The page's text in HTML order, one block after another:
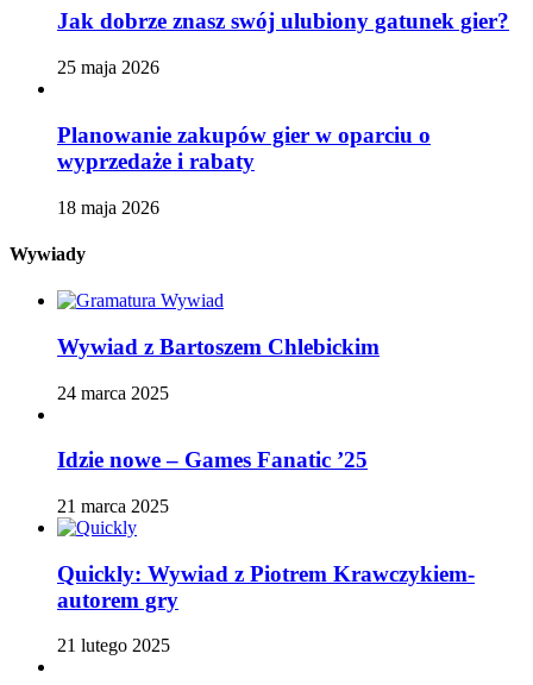
Jak dobrze znasz swój ulubiony gatunek gier?
25 maja 2026
Planowanie zakupów gier w oparciu o
wyprzedaże i rabaty
18 maja 2026
Wywiady
Wywiad z Bartoszem Chlebickim
24 marca 2025
Idzie nowe – Games Fanatic ’25
21 marca 2025
Quickly: Wywiad z Piotrem Krawczykiem-
autorem gry
21 lutego 2025